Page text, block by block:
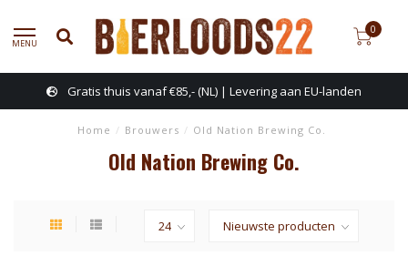
MENU
0
Gratis thuis vanaf €85,- (NL) | Levering aan EU-landen
Home / Brouwers / Old Nation Brewing Co.
Old Nation Brewing Co.